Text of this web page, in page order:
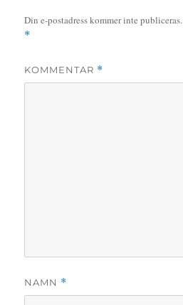
Din e-postadress kommer inte publiceras.
*
KOMMENTAR *
NAMN *